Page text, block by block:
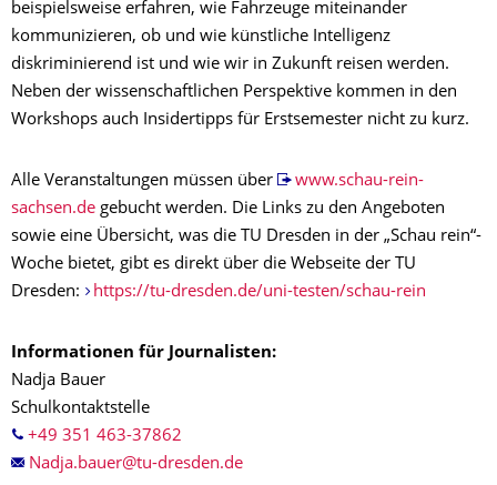
beispielsweise erfahren, wie Fahrzeuge miteinander
kommunizieren, ob und wie künstliche Intelligenz
diskriminierend ist und wie wir in Zukunft reisen werden.
Neben der wissenschaftlichen Perspektive kommen in den
Workshops auch Insidertipps für Erstsemester nicht zu kurz.
Alle Veranstaltungen müssen über
www.schau-rein-
sachsen.de gebucht werden. Die Links zu den Angeboten
sowie eine Übersicht, was die TU Dresden in der „Schau rein“-
Woche bietet, gibt es direkt über die Webseite der TU
Dresden:
https://tu-dresden.de/uni-testen/schau-rein
Informationen für Journalisten:
Nadja Bauer
Schulkontaktstelle
+49 351 463-37862